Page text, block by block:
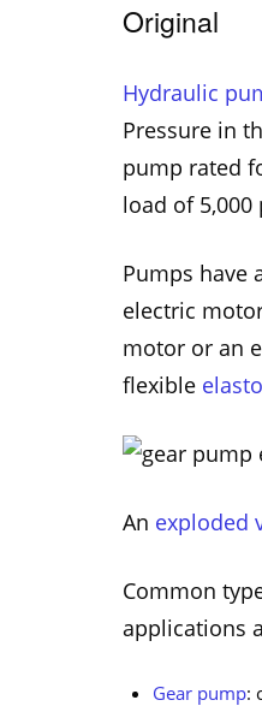
Original
Hydraulic
Pressure in
pump rated
load of 5,000
Pumps have
electric
motor or an
flexible
An exploded
Common
applications
Gear pump: